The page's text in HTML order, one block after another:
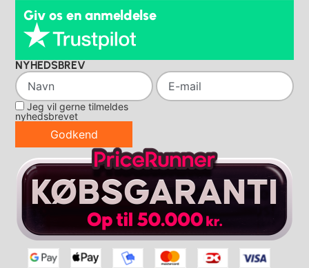
Giv os en anmeldelse
NYHEDSBREV
Jeg vil gerne tilmeldes
nyhedsbrevet
Godkend